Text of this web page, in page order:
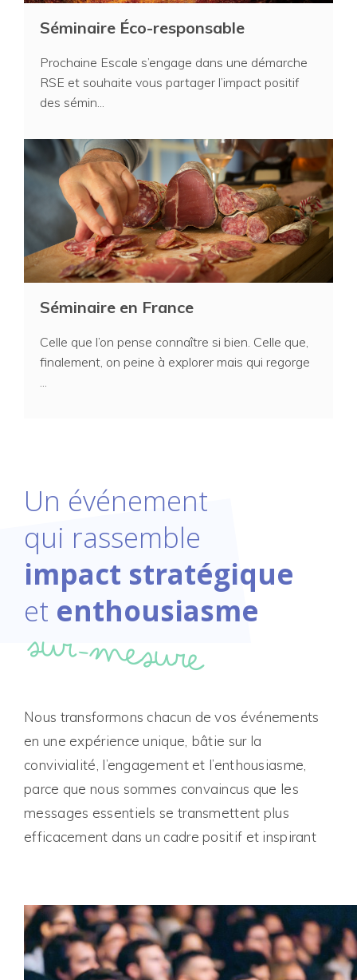
Séminaire Éco-responsable
Prochaine Escale s’engage dans une démarche
RSE et souhaite vous partager l’impact positif
des sémin...
Séminaire en France
Celle que l’on pense connaître si bien. Celle que,
finalement, on peine à explorer mais qui regorge
Un événement
qui rassemble
impact stratégique
et enthousiasme
sur-mesure
Nous transformons chacun de vos événements
en une expérience unique, bâtie sur la
convivialité, l’engagement et l’enthousiasme,
parce que nous sommes convaincus que les
messages essentiels se transmettent plus
efficacement dans un cadre positif et inspirant